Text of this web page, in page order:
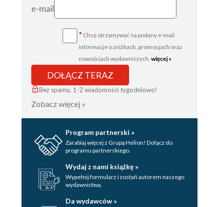
e-mail
* Chcę otrzymywać na podany e-mail
informacje o zniżkach, promocjach oraz
nowościach wydawniczych. więcej »
DOŁĄCZ TERAZ
Bez spamu, 1-2 wiadomości tygodniowo!
Zobacz więcej »
Program partnerski »
Zarabiaj więcej z Grupą Helion! Dołącz do
programu partnerskiego.
Wydaj z nami książkę »
Wypełnij formularz i zostań autorem naszego
wydawnictwa.
Da wydawców »